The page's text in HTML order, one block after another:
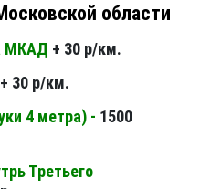
области
МКАД + 30 р/км.
+ 30 р/км.
4 метра) - 1500
Третьего